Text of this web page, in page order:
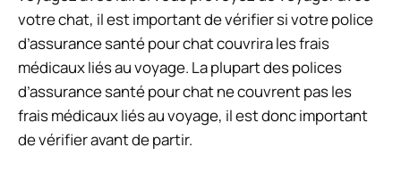
votre chat, il est important de vérifier si votre police
d’assurance santé pour chat couvrira les frais
médicaux liés au voyage. La plupart des polices
d’assurance santé pour chat ne couvrent pas les
frais médicaux liés au voyage, il est donc important
de vérifier avant de partir.